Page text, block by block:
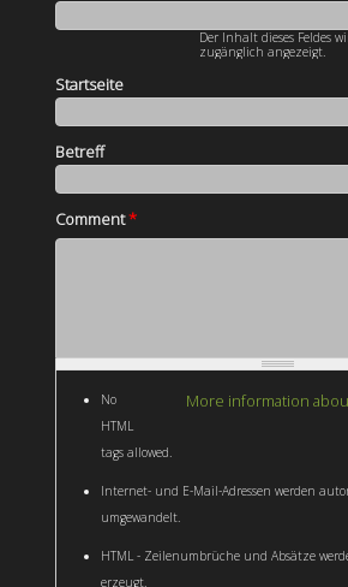
Der Inhalt dieses Feldes
zugänglich angezeigt.
Startseite
Betreff
Comment*
More information
No
HTML
tags allowed.
Internet- und E-Mail-Adressen werden
umgewandelt.
HTML - Zeilenumbrüche und Absätze
erzeugt.